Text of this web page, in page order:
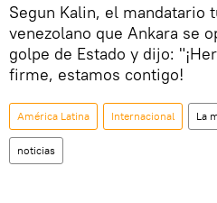
Segun Kalin, el mandatario
venezolano que Ankara se
golpe de Estado y dijo:
firme, estamos contigo!
América Latina Internacional La
noticias